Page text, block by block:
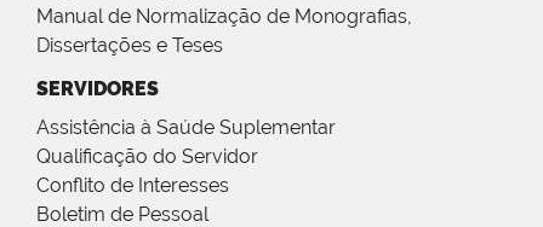
Manual de Normalização de Monografias,
Dissertações e Teses
SERVIDORES
Assistência à Saúde Suplementar
Qualificação do Servidor
Conflito de Interesses
Boletim de Pessoal